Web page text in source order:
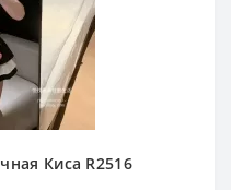
Киса R2516